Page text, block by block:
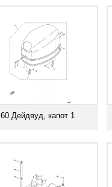
60 Дейдвуд, капот 1